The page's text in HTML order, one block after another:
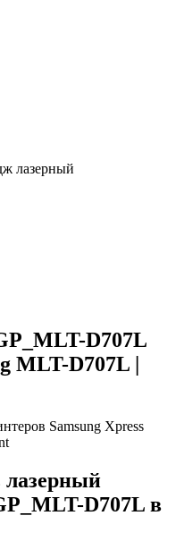
лазерный
D707L
MLT-D707L |
Samsung Xpress
лазерный
D707L в